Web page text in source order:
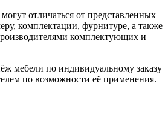
отличаться от представленных
комплектации, фурнитуре, а также
комплектующих и
мебели по индивидуальному заказу
по возможности её применения.